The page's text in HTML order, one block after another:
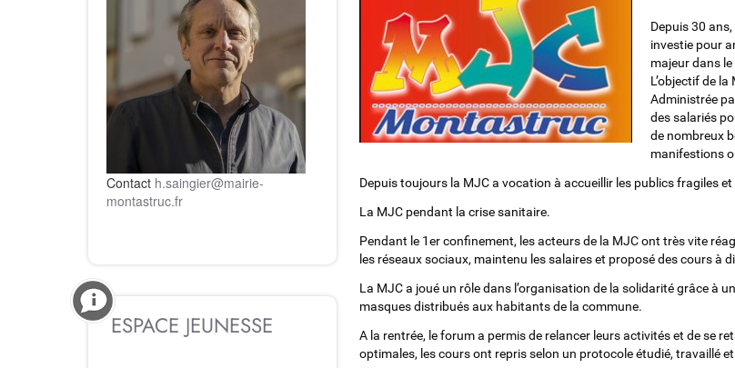
Depuis 30
investie pour
majeur dans
L’objectif de
Administrée
des salariés
de nombreux
manifestions
Depuis toujours la MJC a vocation à accueillir les publics fragiles
La MJC pendant la crise sanitaire.
Pendant le 1er confinement, les acteurs de la MJC ont très vite
les réseaux sociaux, maintenu les salaires et proposé des cours à
La MJC a joué un rôle dans l’organisation de la solidarité grâce à
masques distribués aux habitants de la commune.
A la rentrée, le forum a permis de relancer leurs activités et de se
optimales, les cours ont repris selon un protocole étudié, travaillé
Contact h.saingier@mairie-
montastruc.fr
ESPACE JEUNESSE